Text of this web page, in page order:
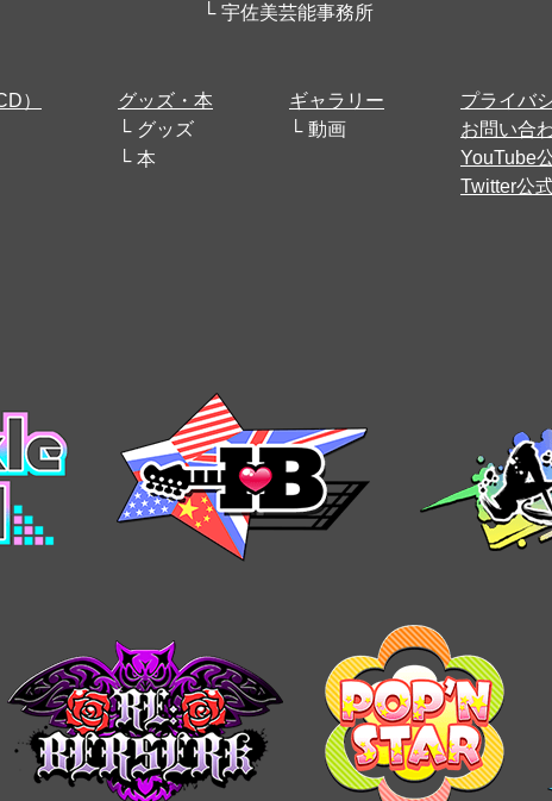
宇佐美芸能事務所
）
グッズ・本
グッズ
本
ギャラリー
動画
プライバ
お問い合
YouTube
Twitter公